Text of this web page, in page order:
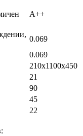
A++
0.069
0.069
210x1100x450
21
90
45
22